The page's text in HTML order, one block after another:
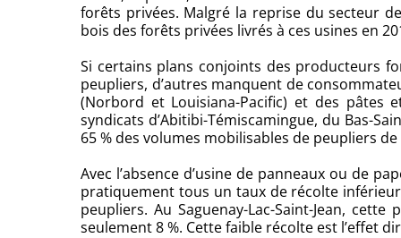
forêts privées. Malgré la reprise du secteur
bois des forêts privées livrés à ces usines en
Si certains plans conjoints des producteurs
peupliers, d’autres manquent de
(Norbord et Louisiana-Pacific) et des pâtes
syndicats d’Abitibi-Témiscamingue, du Bas-
65 % des volumes mobilisables de peupliers
Avec l’absence d’usine de panneaux ou de
pratiquement tous un taux de récolte
peupliers. Au Saguenay-Lac-Saint-Jean,
seulement 8 %. Cette faible récolte est l’effet